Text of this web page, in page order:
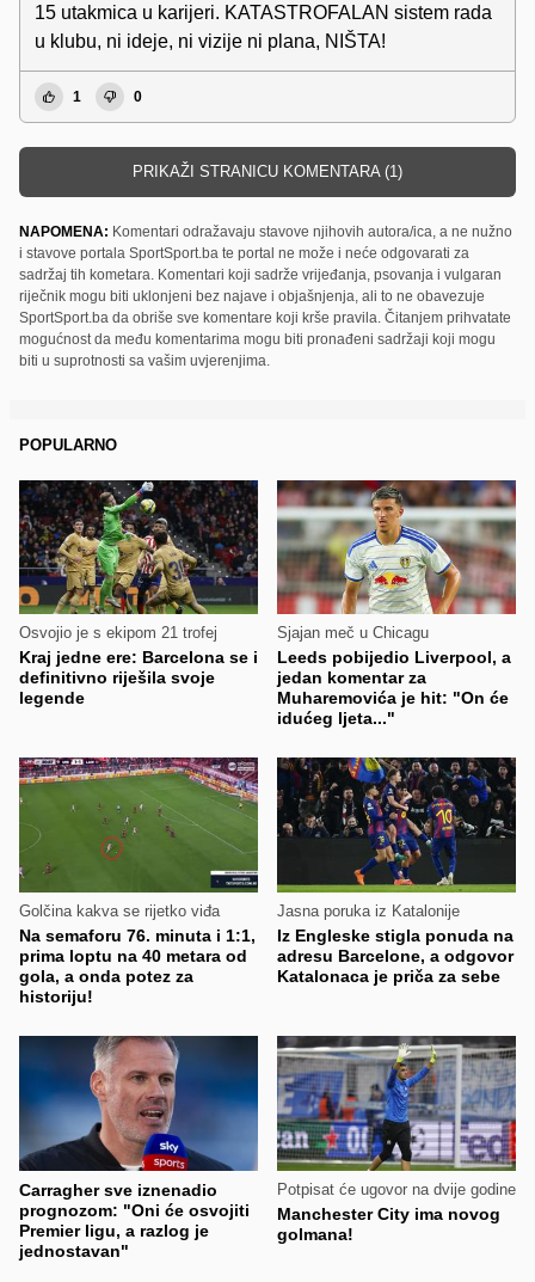
15 utakmica u karijeri. KATASTROFALAN sistem rada
u klubu, ni ideje, ni vizije ni plana, NIŠTA!
1 0
PRIKAŽI STRANICU KOMENTARA (1)
NAPOMENA: Komentari odražavaju stavove njihovih autora/ica, a ne nužno
i stavove portala SportSport.ba te portal ne može i neće odgovarati za
sadržaj tih kometara. Komentari koji sadrže vrijeđanja, psovanja i vulgaran
riječnik mogu biti uklonjeni bez najave i objašnjenja, ali to ne obavezuje
SportSport.ba da obriše sve komentare koji krše pravila. Čitanjem prihvatate
mogućnost da među komentarima mogu biti pronađeni sadržaji koji mogu
biti u suprotnosti sa vašim uvjerenjima.
POPULARNO
Osvojio je s ekipom 21 trofej
Kraj jedne ere: Barcelona se i
definitivno riješila svoje
legende
Sjajan meč u Chicagu
Leeds pobijedio Liverpool, a
jedan komentar za
Muharemovića je hit: "On će
idućeg ljeta..."
Golčina kakva se rijetko viđa
Na semaforu 76. minuta i 1:1,
prima loptu na 40 metara od
gola, a onda potez za
historiju!
Jasna poruka iz Katalonije
Iz Engleske stigla ponuda na
adresu Barcelone, a odgovor
Katalonaca je priča za sebe
Carragher sve iznenadio
prognozom: "Oni će osvojiti
Premier ligu, a razlog je
jednostavan"
Potpisat će ugovor na dvije godine
Manchester City ima novog
golmana!